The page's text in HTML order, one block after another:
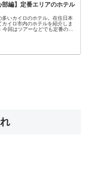
部編】定番エリアのホテル
いカイロのホテル。在住日本
カイロ市内のホテルを紹介しま
今回はツアーなどでも定番のカ